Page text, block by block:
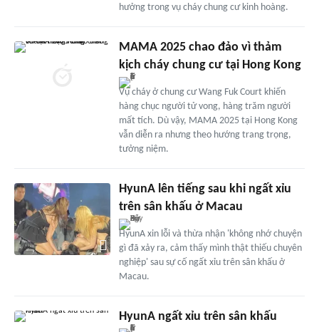
hưởng trong vụ cháy chung cư kinh hoàng.
MAMA 2025 chao đảo vì thảm
kịch cháy chung cư tại Hong Kong
Vụ cháy ở chung cư Wang Fuk Court khiến
hàng chục người tử vong, hàng trăm người
mất tích. Dù vậy, MAMA 2025 tại Hong Kong
vẫn diễn ra nhưng theo hướng trang trọng,
tưởng niệm.
HyunA lên tiếng sau khi ngất xỉu
trên sân khấu ở Macau
HyunA xin lỗi và thừa nhận 'không nhớ chuyện
gì đã xảy ra, cảm thấy mình thật thiếu chuyên
nghiệp' sau sự cố ngất xỉu trên sân khấu ở
Macau.
HyunA ngất xỉu trên sân khấu